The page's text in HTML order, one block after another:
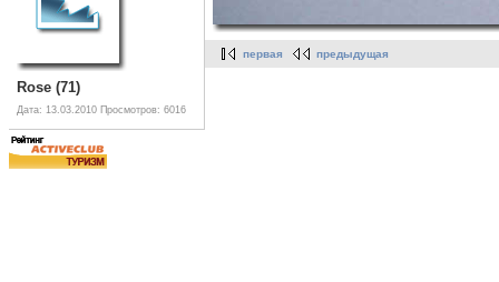
Rose (71)
Дата: 13.03.2010 Просмотров: 6016
первая предыдущая